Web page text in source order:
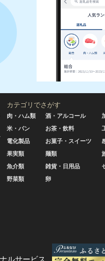
カテゴリでさがす
肉・ハム類
米・パン
電化製品
果実類
魚介類
野菜類
酒・アルコール
お茶・飲料
お菓子・スイーツ
麺類
雑貨・日用品
卵